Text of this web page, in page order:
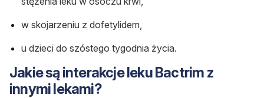
w skojarzeniu z dofetylidem,
u dzieci do szóstego tygodnia życia.
Jakie są interakcje leku Bactrim z
innymi lekami?